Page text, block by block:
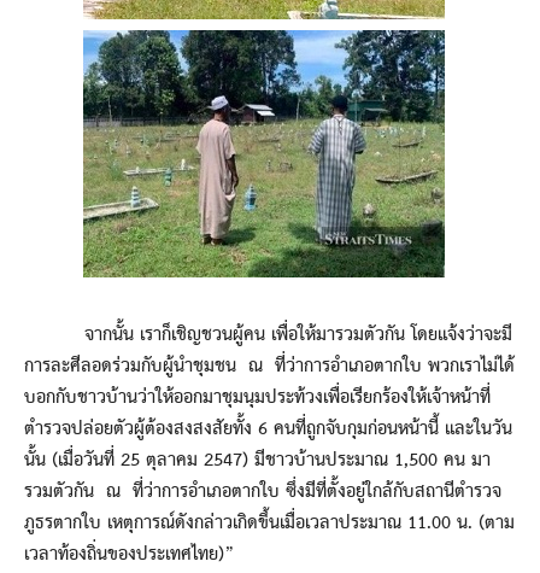
จากนั้น เราก็เชิญชวนผู้คน เพื่อให้มารวมตัวกัน โดยแจ้งว่าจะมี
การละศีลอดร่วมกับผู้นำชุมชน ณ ที่ว่าการอำเภอตากใบ พวกเราไม่ได้
บอกกับชาวบ้านว่าให้ออกมาชุมนุมประท้วงเพื่อเรียกร้องให้เจ้าหน้าที่
ตำรวจปล่อยตัวผู้ต้องสงสงสัยทั้ง 6 คนที่ถูกจับกุมก่อนหน้านี้ และในวัน
นั้น (เมื่อวันที่ 25 ตุลาคม 2547) มีชาวบ้านประมาณ 1,500 คน มา
รวมตัวกัน ณ ที่ว่าการอำเภอตากใบ ซึ่งมีที่ตั้งอยู่ใกล้กับสถานีตำรวจ
ภูธรตากใบ เหตุการณ์ดังกล่าวเกิดขึ้นเมื่อเวลาประมาณ 11.00 น. (ตาม
เวลาท้องถิ่นของประเทศไทย)”